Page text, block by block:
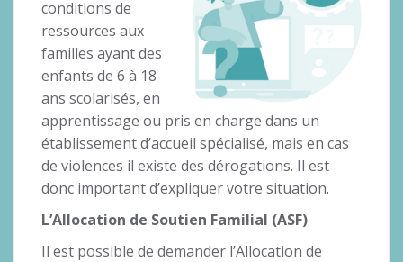
conditions de
ressources aux
familles ayant des
enfants de 6 à 18
ans scolarisés, en
apprentissage ou pris en charge dans un
établissement d’accueil spécialisé, mais en cas
de violences il existe des dérogations. Il est
donc important d’expliquer votre situation.
L’Allocation de Soutien Familial (ASF)
Il est possible de demander l’Allocation de